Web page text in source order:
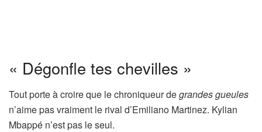
« Dégonfle tes chevilles »
Tout porte à croire que le chroniqueur degrandes gueules
n’aime pas vraiment le rival d’Emiliano Martinez. Kylian
Mbappé n’est pas le seul.